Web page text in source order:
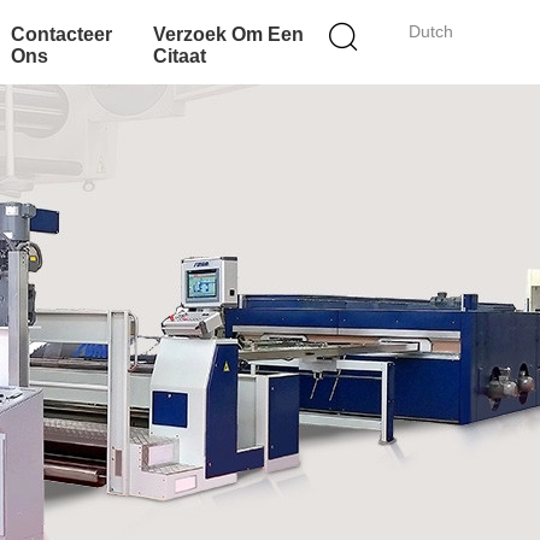
Dutch
Contacteer
Ons
Verzoek Om Een
Citaat